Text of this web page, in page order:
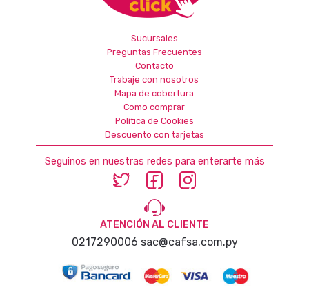
Sucursales
Preguntas Frecuentes
Contacto
Trabaje con nosotros
Mapa de cobertura
Como comprar
Política de Cookies
Descuento con tarjetas
Seguinos en nuestras redes para enterarte más
ATENCIÓN AL CLIENTE
0217290006 sac@cafsa.com.py